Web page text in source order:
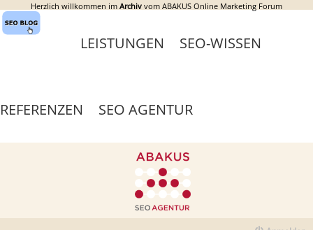
Herzlich willkommen im Archiv vom ABAKUS Online Marketing Forum
LEISTUNGEN SEO-WISSEN
REFERENZEN SEO AGENTUR